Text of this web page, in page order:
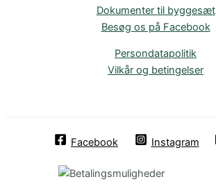
Dokumenter til byggesæt
Besøg os på Facebook
Persondatapolitik
Vilkår og betingelser
Facebook Instagram